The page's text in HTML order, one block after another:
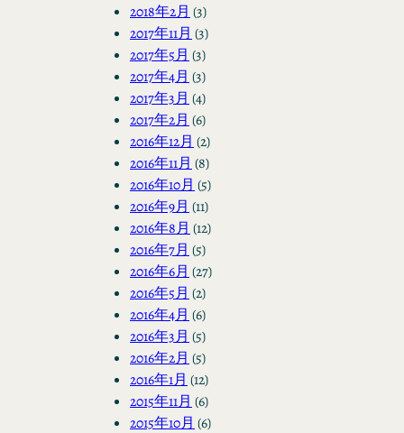
2018年2月 (3)
2017年11月 (3)
2017年5月 (3)
2017年4月 (3)
2017年3月 (4)
2017年2月 (6)
2016年12月 (2)
2016年11月 (8)
2016年10月 (5)
2016年9月 (11)
2016年8月 (12)
2016年7月 (5)
2016年6月 (27)
2016年5月 (2)
2016年4月 (6)
2016年3月 (5)
2016年2月 (5)
2016年1月 (12)
2015年11月 (6)
2015年10月 (6)